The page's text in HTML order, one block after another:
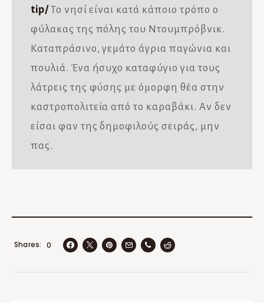
tip/Το νησί είναι κατά κάποιο τρόπο ο
φύλακας της πόλης του Ντουμπρόβνικ.
Καταπράσινο, γεμάτο άγρια παγώνια και
πουλιά. Ένα ήσυχο καταφύγιο για τους
λάτρεις της φύσης με όμορφη θέα στην
καστροπολιτεία από το καραβάκι. Αν δεν
είσαι φαν της δημοφιλούς σειράς, μην
πας.
0
Shares